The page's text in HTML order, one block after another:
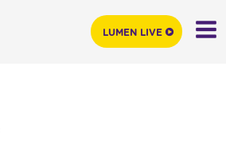
LUMEN LIVE